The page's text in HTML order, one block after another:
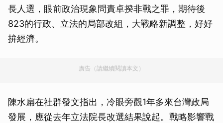
長人選，眼前政治現象問責卓揆非戰之罪，期待後
823的行政、立法的局部改組，大戰略新調整，好好
拚經濟。
廣告（請繼續閱讀本文）
陳水扁在社群發文指出，冷眼旁觀1年多來台灣政局
發展，應從去年立法院長改選結果說起。戰略影響戰